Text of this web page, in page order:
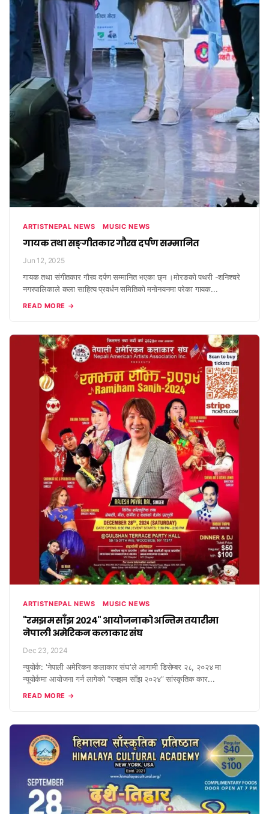
ARTISTNEPAL NEWS MUSIC NEWS
गायक तथा सङ्गीतकार गौरव दर्पण सम्मानित
Jun 12, 2025
गायक तथा संगीतकार गौरव दर्पण सम्मानित भएका छ्न ।मोरङको पथरी -शनिश्चरे
नगरपालिकाले कला साहित्य प्रवर्धन समितिको मनोनयनमा परेका गायक...
READ MORE →
ARTISTNEPAL NEWS MUSIC NEWS
"रमझम साँझ २०२४" आयोजनाको अन्तिम तयारीमा
नेपाली अमेरिकन कलाकार संघ
Dec 23, 2024
न्युयोर्क: 'नेपाली अमेरिकन कलाकार संघ'ले आगामी डिसेम्बर २८, २०२४ मा
न्यूयोर्कमा आयोजना गर्न लागेको “रमझम साँझ २०२४” सांस्कृतिक कार...
READ MORE →